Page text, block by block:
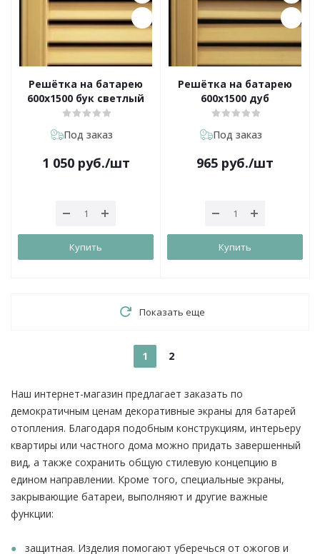
Решётка на батарею
600х1500 бук светлый
Под заказ
1 050руб./шт
Купить
Решётка на батарею
600х1500 дуб
Под заказ
965 руб./шт
Купить
Показать еще
1 2
Наш интернет-магазин предлагает заказать по
демократичным ценам декоративные экраны для батарей
отопления. Благодаря подобным конструкциям, интерьеру
квартиры или частного дома можно придать завершенный
вид, а также сохранить общую стилевую концепцию в
едином направлении. Кроме того, специальные экраны,
закрывающие батареи, выполняют и другие важные
функции:
защитная. Изделия помогают уберечься от ожогов и